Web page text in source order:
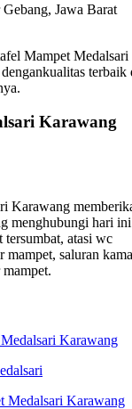
Jawa Barat
Mampet Medalsari
terbaik
Karawang
Karawang
menghubungi hari ini
atasi wc
mampet, saluran
Karawang
Medalsari Karawang